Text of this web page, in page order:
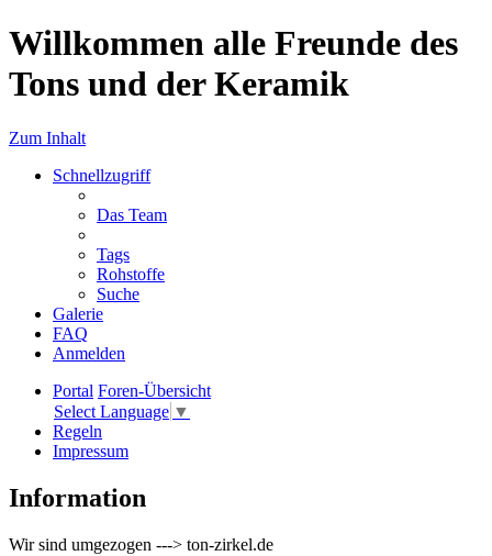
Willkommen alle Freunde des
Tons und der Keramik
Zum Inhalt
Schnellzugriff
Das Team
Tags
Rohstoffe
Suche
Galerie
FAQ
Anmelden
Portal Foren-Übersicht
Select Language ▼
Regeln
Impressum
Information
Wir sind umgezogen ---> ton-zirkel.de